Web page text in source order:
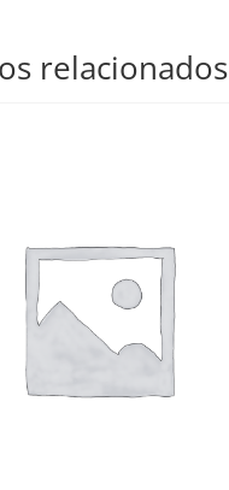
relacionados